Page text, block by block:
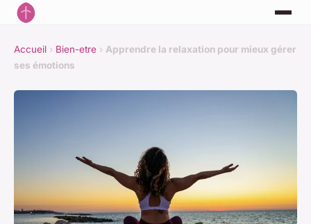
Accueil › Bien-etre › Apprendre la relaxation pour mieux gérer
ses émotions